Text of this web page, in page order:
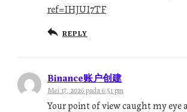
ref=IHJUI7TF
REPLY
Binance账户创建
Mei 17, 2026 pada 6:51 pm
Your point of view caught my eye